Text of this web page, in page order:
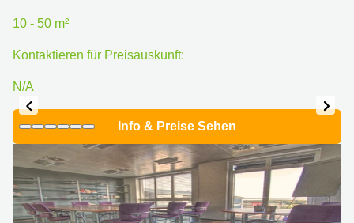
10 - 50 m²
Kontaktieren für Preisauskunft:
N/A
Info & Preise Sehen